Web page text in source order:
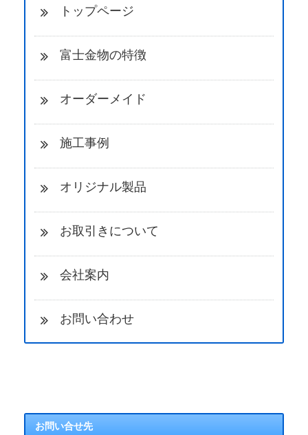
トップページ
富士金物の特徴
オーダーメイド
施工事例
オリジナル製品
お取引きについて
会社案内
お問い合わせ
お問い合せ先